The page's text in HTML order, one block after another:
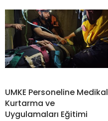
UMKE Personeline Medikal
Kurtarma ve
Uygulamaları Eğitimi